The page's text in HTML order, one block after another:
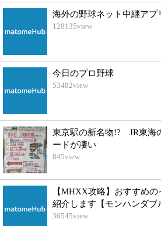
海外の野球ネット中継アプ
128135view
今日のプロ野球
53482view
東京駅の新名物!? JR東海
ードが凄い
845view
【MHXX攻略】おすすめ
紹介します【モンハンダブ
36545view